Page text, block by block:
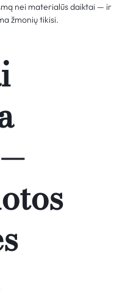
nei materialūs daiktai — ir
žmonių tikisi.